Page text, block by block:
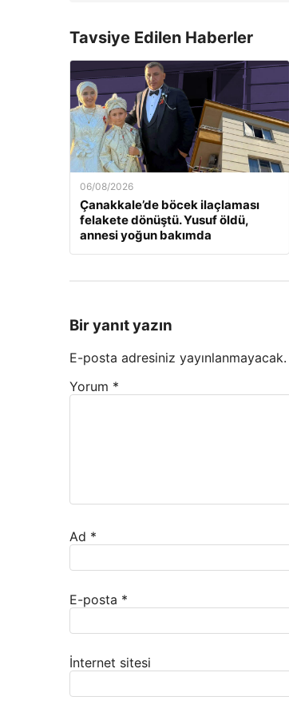
Tavsiye Edilen Haberler
06/08/2026
Çanakkale’de böcek ilaçlaması
felakete dönüştü. Yusuf öldü,
annesi yoğun bakımda
Bir yanıt yazın
E-posta adresiniz yayınlanmayacak.
Yorum *
Ad *
E-posta *
İnternet sitesi